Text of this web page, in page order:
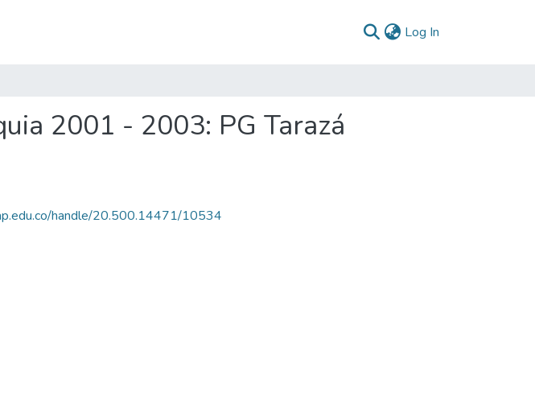
Log In
2001 - 2003: PG Tarazá
handle/20.500.14471/10534